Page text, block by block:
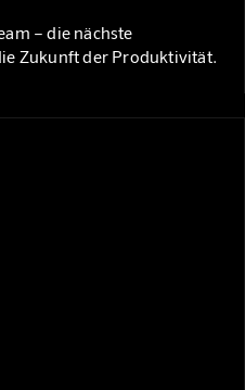
– die nächste
Zukunft der Produktivität.